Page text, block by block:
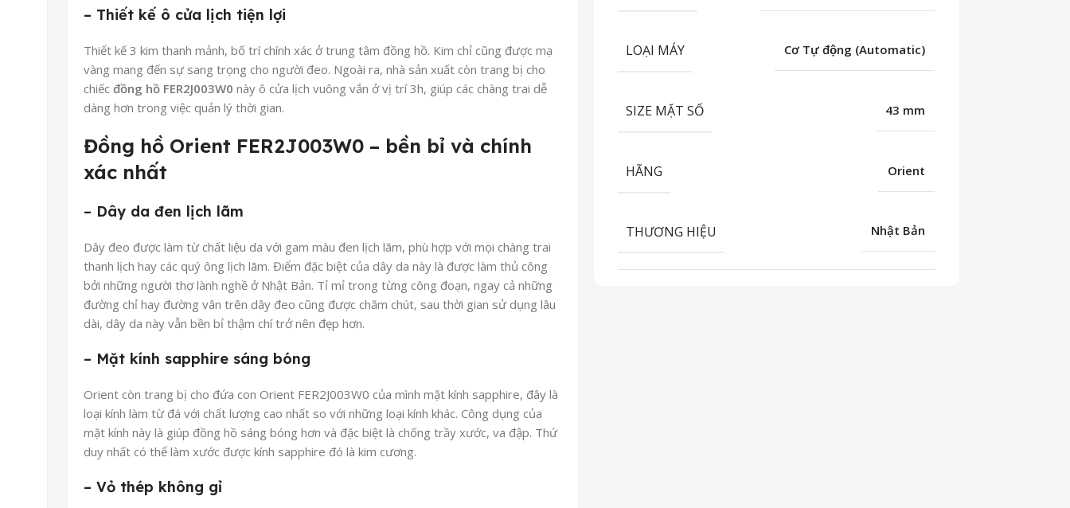
– Thiết kế ô cửa lịch tiện lợi
Thiết kế 3 kim thanh mảnh, bố trí chính xác ở trung tâm đồng hồ. Kim chỉ cũng được mạ
vàng mang đến sự sang trọng cho người đeo. Ngoài ra, nhà sản xuất còn trang bị cho
chiếc đồng hồ FER2J003W0 này ô cửa lịch vuông vắn ở vị trí 3h, giúp các chàng trai dễ
dàng hơn trong việc quản lý thời gian.
Đồng hồ Orient FER2J003W0 – bền bỉ và chính
xác nhất
– Dây da đen lịch lãm
Dây đeo được làm từ chất liệu da với gam màu đen lịch lãm, phù hợp với mọi chàng trai
thanh lịch hay các quý ông lịch lãm. Điểm đặc biệt của dây da này là được làm thủ công
bởi những người thợ lành nghề ở Nhật Bản. Tỉ mỉ trong từng công đoạn, ngay cả những
đường chỉ hay đường vân trên dây đeo cũng được chăm chút, sau thời gian sử dụng lâu
dài, dây da này vẫn bền bỉ thậm chí trở nên đẹp hơn.
– Mặt kính sapphire sáng bóng
Orient còn trang bị cho đứa con Orient FER2J003W0 của mình mặt kính sapphire, đây là
loại kính làm từ đá với chất lượng cao nhất so với những loại kính khác. Công dụng của
mặt kính này là giúp đồng hồ sáng bóng hơn và đặc biệt là chống trầy xước, va đập. Thứ
duy nhất có thể làm xước được kính sapphire đó là kim cương.
– Vỏ thép không gỉ
LOẠI MÁY Cơ Tự động (Automatic)
SIZE MẶT SỐ 43 mm
HÃNG Orient
THƯƠNG HIỆU Nhật Bản